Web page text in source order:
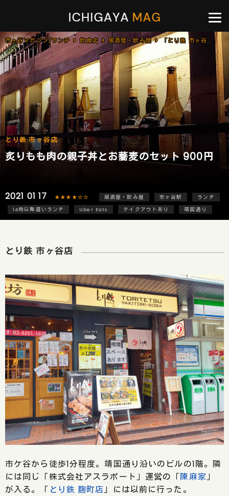
市ヶ谷マガジン/ランチ 飲食店 居酒屋・飲み屋 「とり鉄 市ヶ谷店」で「炙りもも肉の親子丼とお蕎麦のセット(900円)」のランチ
とり鉄 市ヶ谷店
炙りもも肉の親子丼とお蕎麦のセット 900円
2021 01 17 ★★★★☆☆ 居酒屋・飲み屋 市ヶ谷駅
ランチ
14時以降遅いランチ
Uber Eats テイクアウトあり 靖国通り
とり鉄 市ヶ谷店
市ケ谷から徒歩1分程度。靖国通り沿いのビルの1階。隣
には同じ「株式会社アスラポート」運営の「陳麻家」
が入る。「 とり鉄 麹町店」には以前に行った。